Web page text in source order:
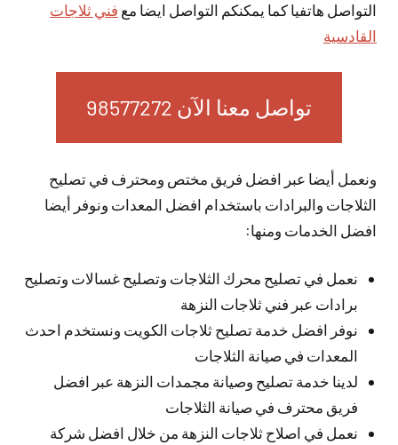
التواصل هاتفيا كما يمكنكم التواصل ايضا مع فني ثلاجات
القادسية
تواصل معنا الآن 98577272
ونعمل أيضا عبر افضل فريق مختص ومحترف في تصليح
الثلاجات والبرادات باستخدام افضل المعدات ونوفر أيضا
افضل الخدمات ومنها:
نعمل في تصليح محرك الثلاجات وتصليح غسالات وتصليح
برادات عبر فني ثلاجات النزهة
نوفر افضل خدمة تصليح ثلاجات الكويت ونستخدم احدث
المعدات في صيانة الثلاجات
لدينا خدمة تصليح وصيانة مجمدات النزهة عبر افضل
فريق محترف في صيانة الثلاجات
نعمل في اصلاح ثلاجات النزهة من خلال افضل شركة